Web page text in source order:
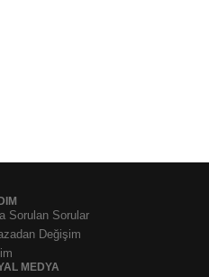
15…
Sorulan Sorular
Değişim
MEDYA